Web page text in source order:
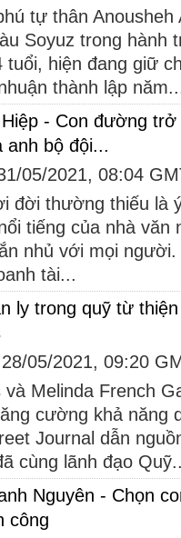
tự thân
Soyuz trong hành
tuổi, hiện đang giữ
thành lập
- Con đường trở
anh bộ đội...
05/2021, 08:04
đời thường thiếu là
tiếng của nhà văn
nhủ với mọi
tài...
ly trong quỹ từ
05/2021, 09:20
và Melinda French
cường khả năng
Journal dẫn
cùng lãnh đạo
Nguyên - Chọn
công